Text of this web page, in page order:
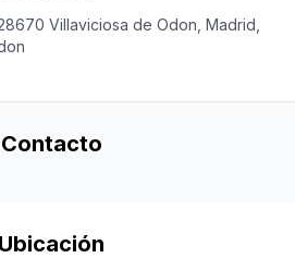
Villaviciosa de Odon, Madrid,
Contacto
Ubicación